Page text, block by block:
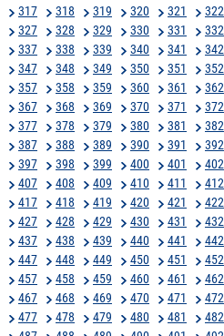
317
318 319 320 321 322
327
328 329 330 331 332
337
338 339 340 341 342
347
348 349 350 351 352
357
358 359 360 361 362
367
368 369 370 371 372
377
378 379 380 381 382
387
388 389 390 391 392
397
398 399 400 401 402
407
408 409 410 411 412
417
418 419 420 421 422
427
428 429 430 431 432
437
438 439 440 441 442
447
448 449 450 451 452
457
458 459 460 461 462
467
468 469 470 471 472
477
478 479 480 481 482